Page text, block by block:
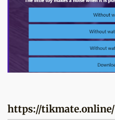
https://tikmate.online/